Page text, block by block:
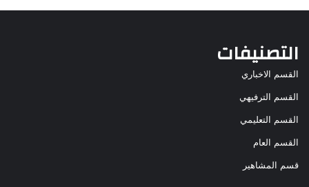
التصنيفات
القسم الاخباري
القسم الترفيهي
القسم التعليمي
القسم العام
قسم المشاهير